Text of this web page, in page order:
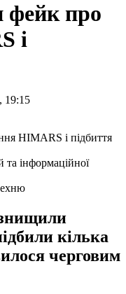
фейк про
і
19:15
та інформаційної
кілька
черговим